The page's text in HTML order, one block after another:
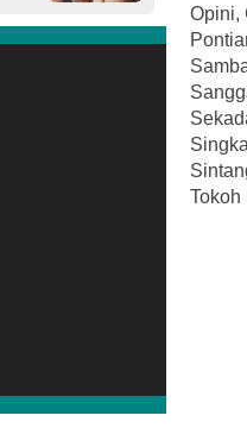
Opini,
Tokoh